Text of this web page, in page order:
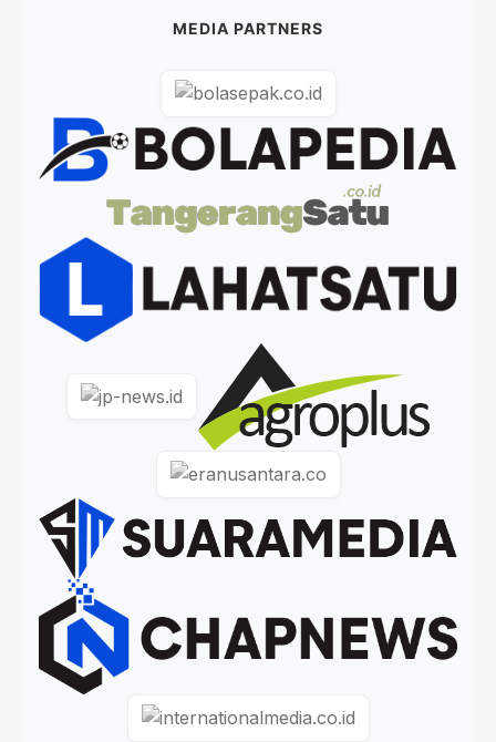
MEDIA PARTNERS